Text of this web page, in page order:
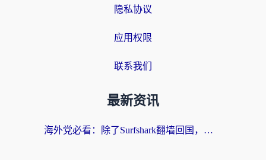
隐私协议
应用权限
联系我们
最新资讯
海外党必看：除了Surfshark翻墙回国，这些加速器选择技巧你真的懂吗？